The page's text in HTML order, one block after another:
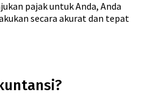
pajak untuk Anda, Anda
secara akurat dan tepat